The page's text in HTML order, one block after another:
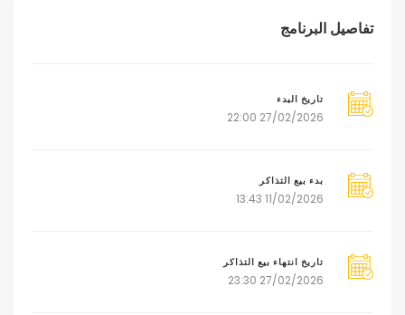
تفاصيل البرنامج
تاريخ البدء
27/02/2026 22:00
بدء بيع التذاكر
11/02/2026 13:43
تاريخ انتهاء بيع التذاكر
27/02/2026 23:30